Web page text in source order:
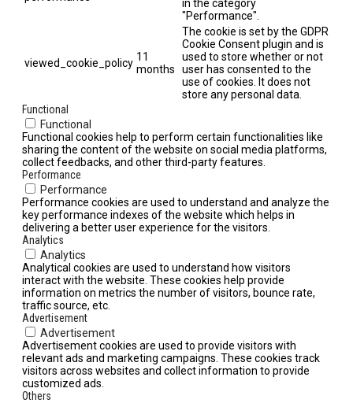
in the category
"Performance".
viewed_cookie_policy 11
months
The cookie is set by the GDPR
Cookie Consent plugin and is
used to store whether or not
user has consented to the
use of cookies. It does not
store any personal data.
Functional
Functional
Functional cookies help to perform certain functionalities like
sharing the content of the website on social media platforms,
collect feedbacks, and other third-party features.
Performance
Performance
Performance cookies are used to understand and analyze the
key performance indexes of the website which helps in
delivering a better user experience for the visitors.
Analytics
Analytics
Analytical cookies are used to understand how visitors
interact with the website. These cookies help provide
information on metrics the number of visitors, bounce rate,
traffic source, etc.
Advertisement
Advertisement
Advertisement cookies are used to provide visitors with
relevant ads and marketing campaigns. These cookies track
visitors across websites and collect information to provide
customized ads.
Others